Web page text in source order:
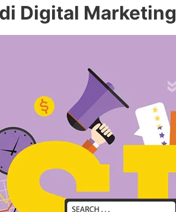
Digital Marketing